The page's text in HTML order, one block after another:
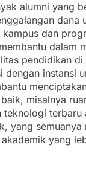
alumni yang
dana
kampus dan
dalam
pendidikan di
dengan instansi
misalnya
teknologi terbaru
yang semuanya
yang